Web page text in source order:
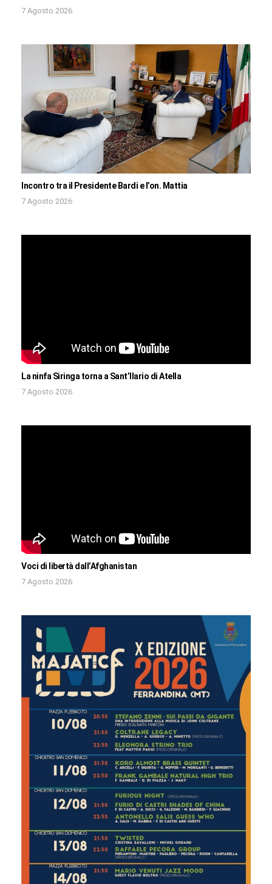
7 Agosto 2026
Incontro tra il Presidente Bardi e l’on. Mattia
7 Agosto 2026
La ninfa Siringa torna a Sant’Ilario di Atella
7 Agosto 2026
Voci di libertà dall’Afghanistan
7 Agosto 2026